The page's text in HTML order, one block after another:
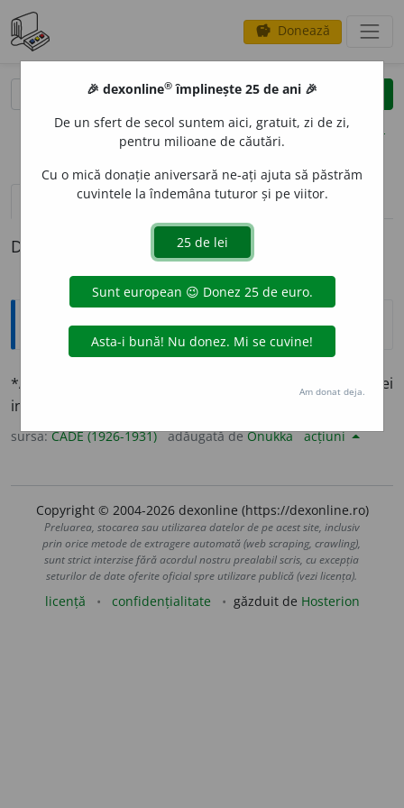
savings Donează
clear
opțiuni
definiții (1)
Definiția cu ID-ul 1332964:
Explicative DEX
*ANTIMILITAR
Care e împotriva ori-cărei
instituțiuni militare și a războiului [
sursa:CADE (1926-1931) adăugată deOnukka acțiuni
Copyright © 2004-2026 dexonline (https://dexonline.ro)
Preluarea, stocarea sau utilizarea datelor de pe acest site, inclusiv
prin orice metode de extragere automată (web scraping, crawling),
sunt strict interzise fără acordul nostru prealabil scris, cu excepția
seturilor de date oferite oficial spre utilizare publică (vezi licența).
licență confidențialitate găzduit de Hosterion
🎉 dexonline® împlinește 25 de ani 🎉
De un sfert de secol suntem aici, gratuit, zi de zi,
pentru milioane de căutări.
Cu o mică donație aniversară ne-ați ajuta să păstrăm
cuvintele la îndemâna tuturor și pe viitor.
Am donat deja.